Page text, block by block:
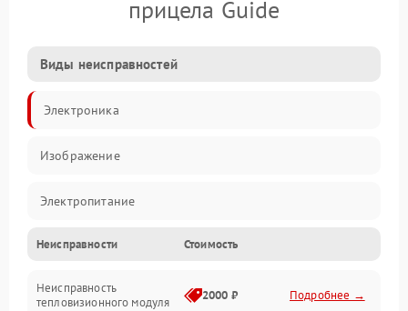
прицела Guide
Виды неисправностей
Электроника
Изображение
Электропитание
Измерения
Матрица
Неисправности Стоимость
Неисправность
тепловизионного модуля
2000 ₽ Подробнее →